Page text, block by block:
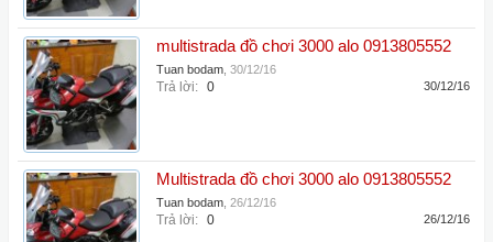
multistrada đồ chơi 3000 alo 0913805552
Tuan bodam 30/12/16
Trả lời: 0 30/12/16
Multistrada đồ chơi 3000 alo 0913805552
Tuan bodam 26/12/16
Trả lời: 0 26/12/16